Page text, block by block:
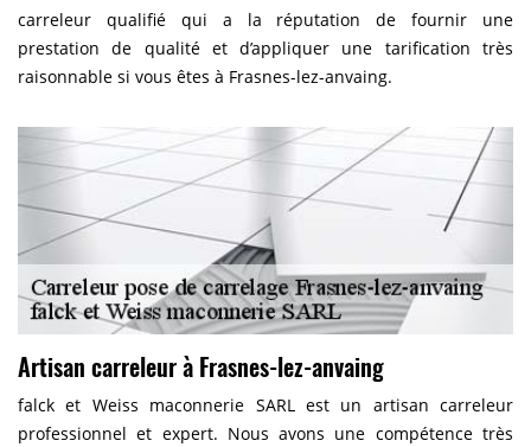
carreleur qualifié qui a la réputation de fournir une
prestation de qualité et d’appliquer une tarification très
raisonnable si vous êtes à Frasnes-lez-anvaing.
Artisan carreleur à Frasnes-lez-anvaing
falck et Weiss maconnerie SARL est un artisan carreleur
professionnel et expert. Nous avons une compétence très